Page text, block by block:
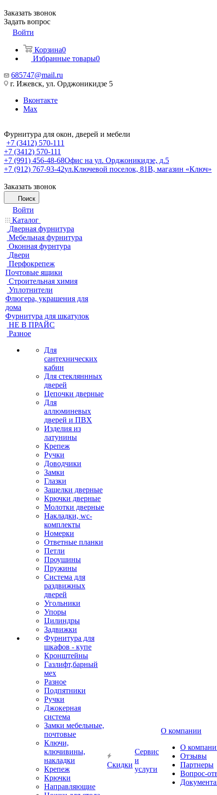
Заказать звонок
Задать вопрос
Войти
Корзина0
Избранные товары0
685747@mail.ru
г. Ижевск, ул. Орджоникидзе 5
Вконтакте
Max
Фурнитура для окон, дверей и мебели
+7 (3412) 570-111
+7 (3412) 570-111
+7 (991) 456-48-68Офис на ул. Орджоникидзе, д.5
+7 (912) 767-93-42ул.Ключевой поселок, 81В, магазин «Ключ»
Заказать звонок
Поиск
Войти
Каталог
Дверная фурнитура
Мебельная фурнитура
Оконная фурнтура
Двери
Перфокрепеж
Почтовые ящики
Строительная химия
Уплотнители
Флюгера, украшения для
дома
Фурнитура для шкатулок
НЕ В ПРАЙС
Разное
Для
сантехнических
кабин
Для стекляннных
дверей
Цепочки дверные
Для
аллюминевых
дверей и ПВХ
Изделия из
латунины
Крепеж
Ручки
Доводчики
Замки
Глазки
Защелки дверные
Крючки дверные
Молотки дверные
Накладки, wc-
комплекты
Номерки
Ответные планки
Петли
Проушины
Пружины
Система для
раздвижных
дверей
Угольники
Упоры
Цилиндры
Задвижки
Фурнитура для
шкафов - купе
Кронштейны
Газлифт,барный
мех
Разное
Подпятники
Ручки
Джокерная
система
Замки мебельные,
почтовые
Ключи,
ключивины,
накладки
Крепеж
Крючки
Направляющие
Скидки
Сервис
и
услуги
О компании
О
Отзывы
Партнеры
Вопрос-